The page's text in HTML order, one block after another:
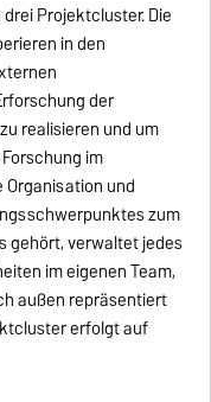
Projektcluster. Die
in den
der
realisieren und um
im
und
zum
gehört, verwaltet jedes
im eigenen Team,
außen repräsentiert
erfolgt auf